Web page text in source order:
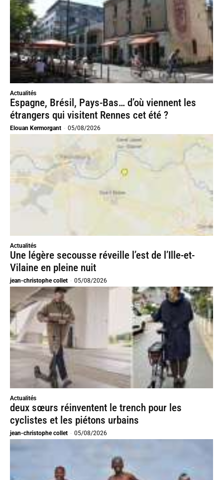
Actualités
Espagne, Brésil, Pays-Bas… d’où viennent les
étrangers qui visitent Rennes cet été ?
Elouan Kermorgant - 05/08/2026
Actualités
Une légère secousse réveille l’est de l’Ille-et-
Vilaine en pleine nuit
jean-christophe collet - 05/08/2026
Actualités
deux sœurs réinventent le trench pour les
cyclistes et les piétons urbains
jean-christophe collet - 05/08/2026